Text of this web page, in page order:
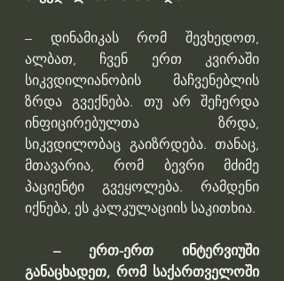
– დინამიკას რომ შევხედოთ,
ალბათ, ჩვენ ერთ კვირაში
სიკვდილიანობის მაჩვენებლის
ზრდა გვექნება. თუ არ შეჩერდა
ინფიცირებულთა ზრდა,
სიკვდილობაც გაიზრდება. თანაც,
მთავარია, რომ ბევრი მძიმე
პაციენტი გვეყოლება. რამდენი
იქნება, ეს კალკულაციის საკითხია.
განაცხადეთ, რომ საქართველოში